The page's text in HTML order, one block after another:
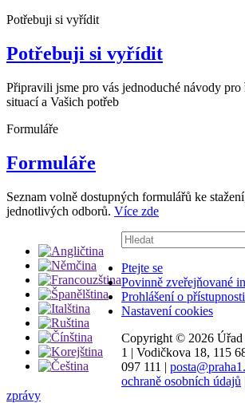
Potřebuji si vyřídit
Potřebuji si vyřídit
Připravili jsme pro vás jednoduché návody pro
situací a Vašich potřeb
Formuláře
Formuláře
Seznam volně dostupných formulářů ke
jednotlivých odborů. Více zde
Vyhledávání:
Ptejte se
Povinně zveřejňované
Prohlášení o přístupnosti
Nastavení cookies
Copyright © 2026 Úřad
1 | Vodičkova 18, 115
097 111 |
ochraně osobních údajů
zprávy